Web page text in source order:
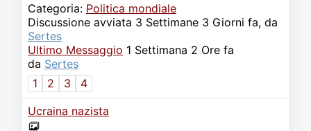
Categoria: Politica mondiale
Discussione avviata 3 Settimane 3 Giorni fa, da
Sertes
Ultimo Messaggio 1 Settimana 2 Ore fa
da Sertes
1
2 3 4
Ucraina nazista